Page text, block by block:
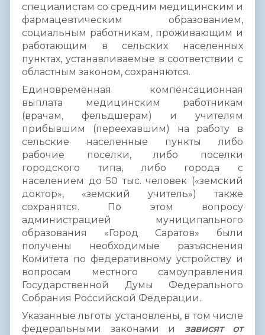
специалистам со средним медицинским и
фармацевтическим образованием,
социальным работникам, проживающим и
работающим в сельских населенных
пунктах, устанавливаемые в соответствии с
областным законом, сохраняются.
Единовременная компенсационная
выплата медицинским работникам
(врачам, фельдшерам) и учителям
прибывшим (переехавшим) на работу в
сельские населенные пункты либо
рабочие поселки, либо поселки
городского типа, либо города с
населением до 50 тыс. человек («земский
доктор», «земский учитель») также
сохранятся. По этом вопросу
администрацией муниципального
образования «Город Саратов» были
получены необходимые разъяснения
Комитета по федеративному устройству и
вопросам местного самоуправления
Государственной Думы Федерального
Собрания Российской Федерации.
Указанные льготы установлены, в том числе
федеральными законами и зависят от